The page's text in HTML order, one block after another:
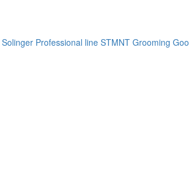
Professional line STMNT Grooming